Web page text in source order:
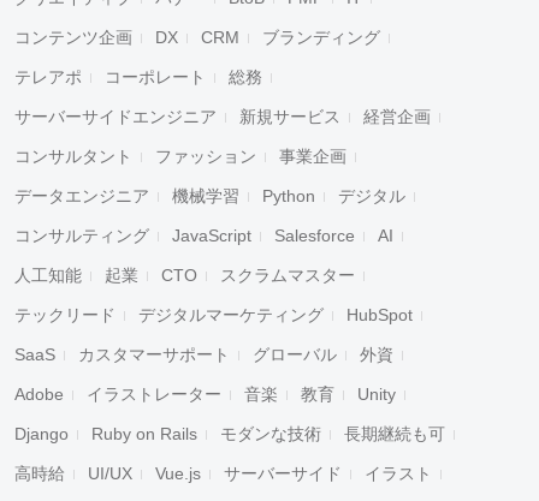
コンテンツ企画 DX CRM ブランディング
テレアポ コーポレート 総務
サーバーサイドエンジニア 新規サービス 経営企画
コンサルタント ファッション 事業企画
データエンジニア 機械学習 Python デジタル
コンサルティング JavaScript Salesforce AI
人工知能 起業 CTO スクラムマスター
テックリード デジタルマーケティング HubSpot
SaaS カスタマーサポート グローバル 外資
Adobe イラストレーター 音楽 教育 Unity
Django Ruby on Rails モダンな技術 長期継続も可
高時給 UI/UX Vue.js サーバーサイド イラスト